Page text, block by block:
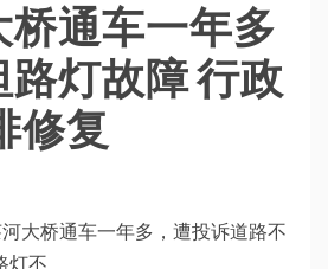
桥通车一年多
灯故障 行政
修复
河大桥通车一年多，遭投诉道路不
灯不